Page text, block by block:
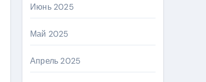
Июнь 2025
Май 2025
Апрель 2025